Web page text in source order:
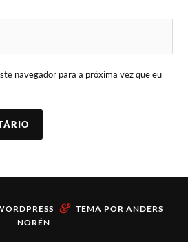
navegador para a próxima vez que eu
& TEMA POR ANDERS
NORÉN